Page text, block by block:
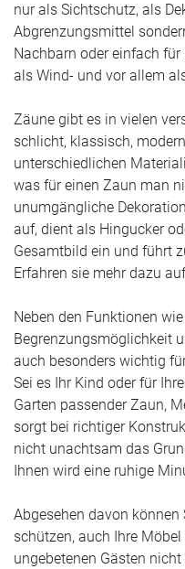
nur als Sichtschutz, als
Abgrenzungsmittel
Nachbarn oder einfach
als Wind- und vor allem
Zäune gibt es in vielen
schlicht, klassisch,
unterschiedlichen
was für einen Zaun man
unumgängliche
auf, dient als Hingucker
Gesamtbild ein und führt
Erfahren sie mehr dazu
Neben den Funktionen
Begrenzungsmöglichkeit
auch besonders wichtig
Sei es Ihr Kind oder für
Garten passender Zaun,
sorgt bei richtiger
nicht unachtsam das
Ihnen wird eine ruhige
Abgesehen davon
schützen, auch Ihre
ungebetenen Gästen